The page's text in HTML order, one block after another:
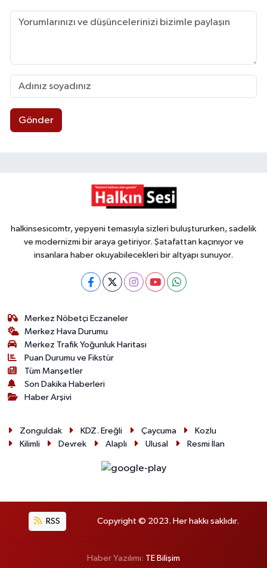
Gönder
halkinsesicomtr, yepyeni temasıyla sizleri buluştururken, sadelik
ve modernizmi bir araya getiriyor. Şatafattan kaçınıyor ve
insanlara haber okuyabilecekleri bir altyapı sunuyor.
Merkez Nöbetçi Eczaneler
Merkez Hava Durumu
Merkez Trafik Yoğunluk Haritası
Puan Durumu ve Fikstür
Tüm Manşetler
Son Dakika Haberleri
Haber Arşivi
Zonguldak KDZ. Ereğli Çaycuma
Kozlu
Kilimli
Devrek Alaplı Ulusal Resmi İlan
RSS Copyright © 2023. Her hakkı saklıdır.
Haber Yazılımı: TE Bilişim